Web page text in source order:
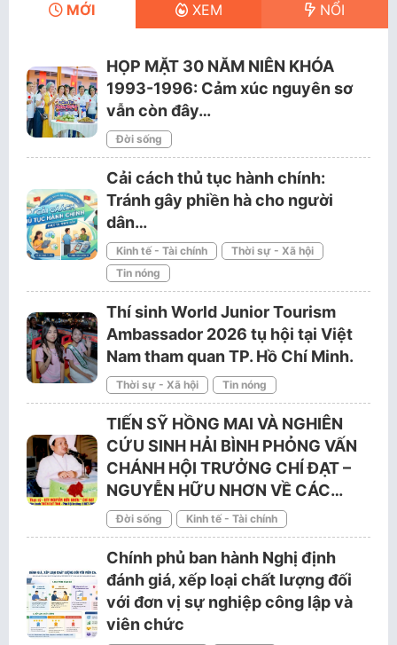
MỚI XEM NỔI
HỌP MẶT 30 NĂM NIÊN KHÓA
1993-1996: Cảm xúc nguyên sơ
vẫn còn đây…
Đời sống
Cải cách thủ tục hành chính:
Tránh gây phiền hà cho người
dân…
Kinh tế - Tài chính
Thời sự - Xã hội
Tin nóng
Thí sinh World Junior Tourism
Ambassador 2026 tụ hội tại Việt
Nam tham quan TP. Hồ Chí Minh.
Thời sự - Xã hội Tin nóng
TIẾN SỸ HỒNG MAI VÀ NGHIÊN
CỨU SINH HẢI BÌNH PHỎNG VẤN
CHÁNH HỘI TRƯỞNG CHÍ ĐẠT –
NGUYỄN HỮU NHƠN VỀ CÁC…
Đời sống Kinh tế - Tài chính
Chính phủ ban hành Nghị định
đánh giá, xếp loại chất lượng đối
với đơn vị sự nghiệp công lập và
viên chức